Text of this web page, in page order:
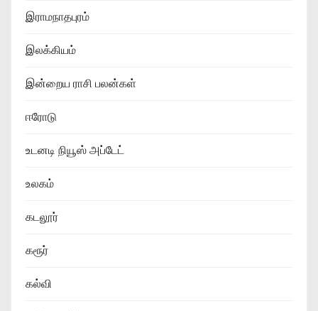
இராமநாதபுரம்
இலக்கியம்
இன்றைய ராசி பலன்கள்
ஈரோடு
உடனடி நியூஸ் அப்டேட்
உலகம்
கடலூர்
கரூர்
கல்வி